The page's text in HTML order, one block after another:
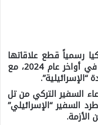
رسمياً قطع علاقاتها
الدبلوماسية مع “إسرائيل” في أواخر عام 2024، مع
“الإسرائيلية”.
السفير التركي من تل
السفير “الإسرائيلي”